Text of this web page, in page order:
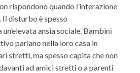
rispondono quando l’interazione
disturbo è spesso
ansia sociale. Bambini
parlano nella loro casa in
stretti, ma spesso capita che non
ad amici stretti o a parenti